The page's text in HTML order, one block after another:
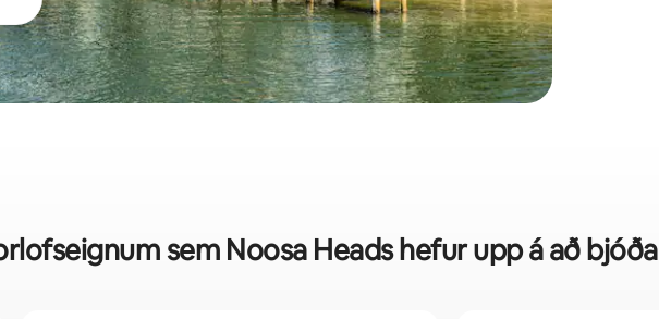
sem Noosa Heads hefur upp á að bjóða